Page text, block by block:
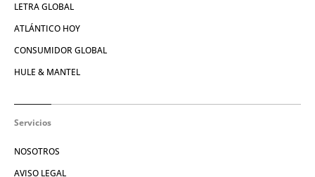
LETRA GLOBAL
ATLÁNTICO HOY
CONSUMIDOR GLOBAL
HULE & MANTEL
Servicios
NOSOTROS
AVISO LEGAL